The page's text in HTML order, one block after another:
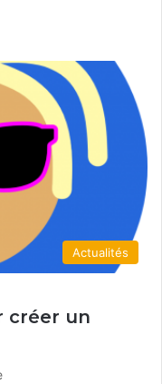
Actualités
créer un